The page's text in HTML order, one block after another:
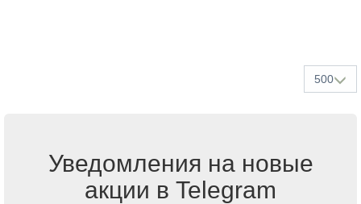
500
Уведомления на новые
акции в Telegram